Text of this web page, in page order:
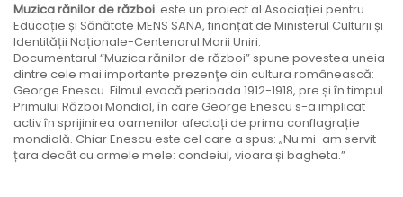
Muzica rănilor de război este un proiect al Asociației pentru
Educație și Sănătate MENS SANA, finanțat de Ministerul Culturii și
Identității Naționale-Centenarul Marii Uniri.
Documentarul “Muzica rănilor de război” spune povestea uneia
dintre cele mai importante prezenţe din cultura românească:
George Enescu. Filmul evocă perioada 1912-1918, pre și în timpul
Primului Război Mondial, în care George Enescu s-a implicat
activ în sprijinirea oamenilor afectați de prima conflagrație
mondială. Chiar Enescu este cel care a spus: „Nu mi-am servit
țara decât cu armele mele: condeiul, vioara și bagheta.”